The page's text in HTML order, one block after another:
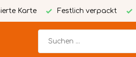
Karte Festlich verpackt